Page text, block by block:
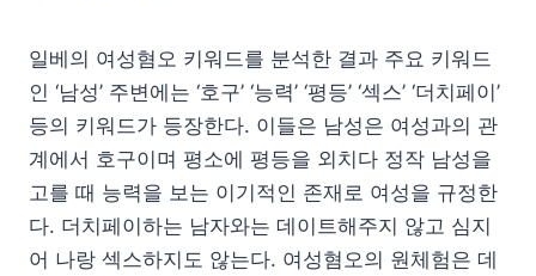
일베의 여성혐오 키워드를 분석한 결과 주요 키워드
인 ‘남성’ 주변에는 ‘호구’ ‘능력’ ‘평등’ ‘섹스’ ‘더치페이’
등의 키워드가 등장한다. 이들은 남성은 여성과의 관
계에서 호구이며 평소에 평등을 외치다 정작 남성을
고를 때 능력을 보는 이기적인 존재로 여성을 규정한
다. 더치페이하는 남자와는 데이트해주지 않고 심지
어 나랑 섹스하지도 않는다. 여성혐오의 원체험은 데